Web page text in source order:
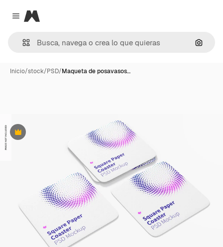
Close menu
Magnific
Inicio/stock/PSD/Maqueta de posavasos…
Premium